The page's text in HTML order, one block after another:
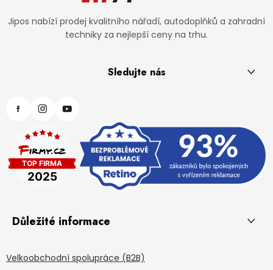
Jipos nabízí prodej kvalitního nářadí, autodoplňků a zahradní
techniky za nejlepší ceny na trhu.
Sledujte nás
Důležité informace
Velkoobchodní spolupráce (B2B)